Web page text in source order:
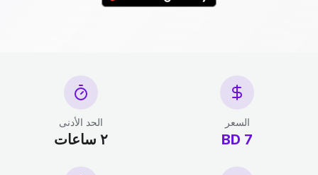
السعر
7 BD
الحد الأدنى
٢ ساعات